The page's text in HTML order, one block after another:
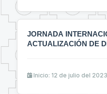
JORNADA
ACTUALIZACIÓN DE
Inicio: 12 de julio del 2023